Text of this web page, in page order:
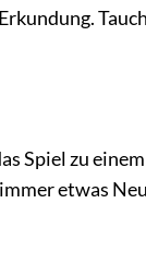
Spiel zu
etwas